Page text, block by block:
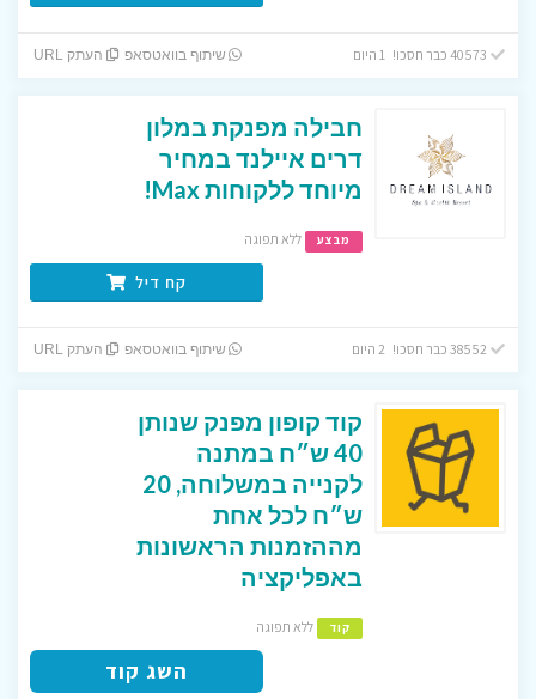
שיתוף בוואטסאפ העתק URL
חבילה מפנקת במלון
דרים איילנד במחיר
מיוחד ללקוחות Max!
מבצע ללא תפוגה
קח דיל
שיתוף בוואטסאפ העתק URL
קוד קופון מפנק שנותן
40 ש״ח במתנה
לקנייה במשלוחה, 20
ש״ח לכל אחת
מההזמנות הראשונות
באפליקציה
קוד ללא תפוגה
השג קוד